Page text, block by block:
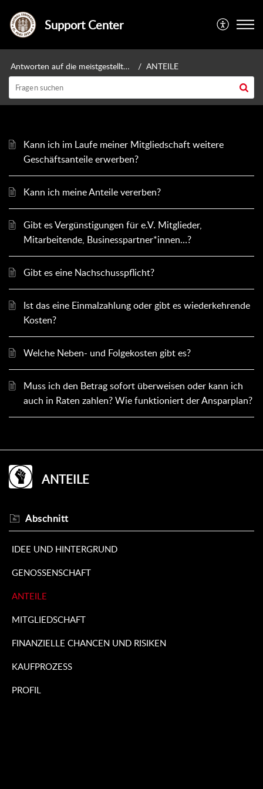
Support Center
Antworten auf die meistgestellten Fragen ANTEILE
Kann ich im Laufe meiner Mitgliedschaft weitere
Geschäftsanteile erwerben?
Kann ich meine Anteile vererben?
Gibt es Vergünstigungen für e.V. Mitglieder,
Mitarbeitende, Businesspartner*innen…?
Gibt es eine Nachschusspflicht?
Ist das eine Einmalzahlung oder gibt es wiederkehrende
Kosten?
Welche Neben- und Folgekosten gibt es?
Muss ich den Betrag sofort überweisen oder kann ich
auch in Raten zahlen? Wie funktioniert der Ansparplan?
ANTEILE
Abschnitt
IDEE UND HINTERGRUND
GENOSSENSCHAFT
ANTEILE
MITGLIEDSCHAFT
FINANZIELLE CHANCEN UND RISIKEN
KAUFPROZESS
PROFIL